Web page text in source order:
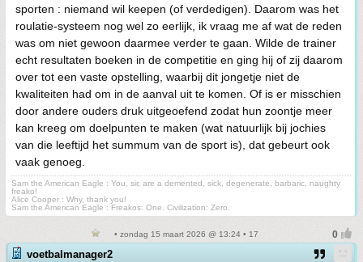
sporten : niemand wil keepen (of verdedigen). Daarom was het
roulatie-systeem nog wel zo eerlijk, ik vraag me af wat de reden
was om niet gewoon daarmee verder te gaan. Wilde de trainer
echt resultaten boeken in de competitie en ging hij of zij daarom
over tot een vaste opstelling, waarbij dit jongetje niet de
kwaliteiten had om in de aanval uit te komen. Of is er misschien
door andere ouders druk uitgeoefend zodat hun zoontje meer
kan kreeg om doelpunten te maken (wat natuurlijk bij jochies
van die leeftijd het summum van de sport is), dat gebeurt ook
vaak genoeg.
Sam the American Eagle : You, sir, are a demented, sick, degenerate, barbaric, naughty
freako!
Alice Cooper : Why, thank you!
Sam the American Eagle : Freakos: One. Civilization: Zero.
• zondag 15 maart 2026 @ 13:24 • 17
voetbalmanager2